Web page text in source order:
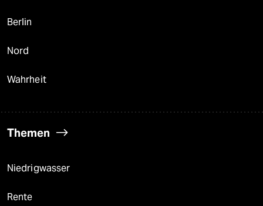
Berlin
Nord
Wahrheit
Themen
Niedrigwasser
Rente